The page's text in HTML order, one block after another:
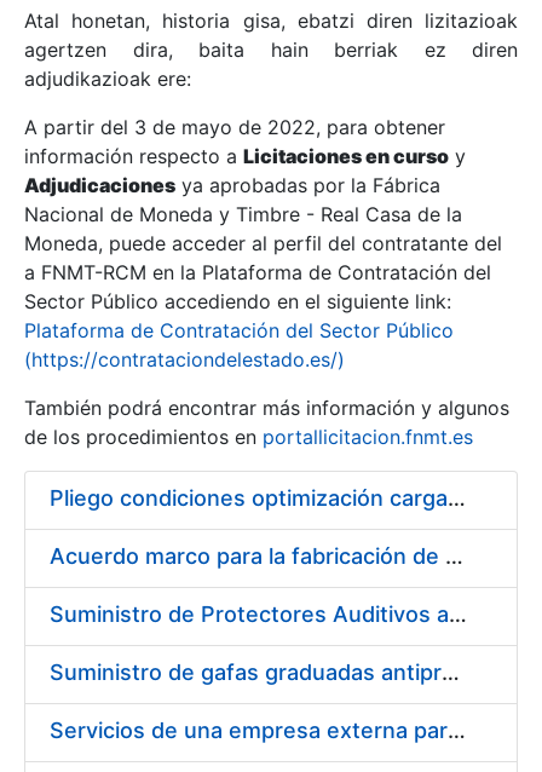
Erakutsi/Ezkutatu
Erakutsi/Ezkutatu
Erakutsi/Ezkutatu
Erakutsi/Ezkutatu
Erakutsi/Ezkutatu
Atal honetan, historia gisa, ebatzi diren lizitazioak
agertzen dira, baita hain berriak ez diren
adjudikazioak ere:
A partir del 3 de mayo de 2022, para obtener
información respecto a Licitaciones en curso y
Adjudicaciones ya aprobadas por la Fábrica
Nacional de Moneda y Timbre - Real Casa de la
Moneda, puede acceder al perfil del contratante del
a FNMT-RCM en la Plataforma de Contratación del
Sector Público accediendo en el siguiente link:
Plataforma de Contratación del Sector Público
(https://contrataciondelestado.es/)
También podrá encontrar más información y algunos
de los procedimientos en portallicitacion.fnmt.es
Pliego condiciones optimización cargas compras firmado
Acuerdo marco para la fabricación de piezas
Suministro de Protectores Auditivos a medida para las personas trabajadoras de los Centros de Trabajo de Madrid y Burgos
Suministro de gafas graduadas antiproyecciones para los trabajadores de la FNMT-RCM en los centros de trabajo de Madrid y Burgos
Servicios de una empresa externa para el asesoramiento y resolución de los recursos de alzada que se presentan relacionados con procesos de selección para la FNMT-RCM